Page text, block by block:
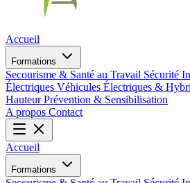
Accueil
Formations
Secourisme & Santé au Travail Sécurité
Électriques Véhicules Électriques &
HauteurPrévention & Sensibilisation
A propos Contact
Accueil
Formations